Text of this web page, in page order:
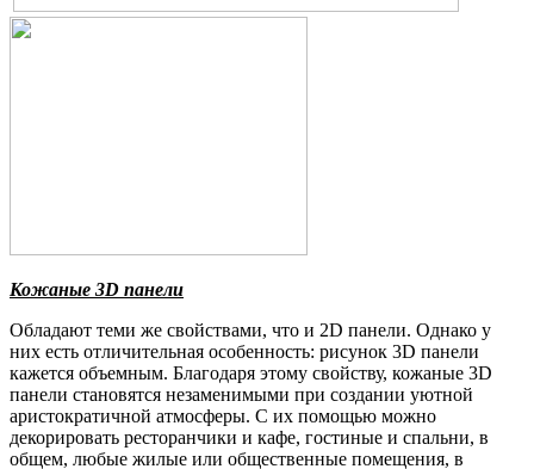
Кожаные 3D панели
Обладают теми же свойствами, что и 2D панели. Однако у
них есть отличительная особенность: рисунок 3D панели
кажется объемным. Благодаря этому свойству, кожаные 3D
панели становятся незаменимыми при создании уютной
аристократичной атмосферы. С их помощью можно
декорировать ресторанчики и кафе, гостиные и спальни, в
общем, любые жилые или общественные помещения, в